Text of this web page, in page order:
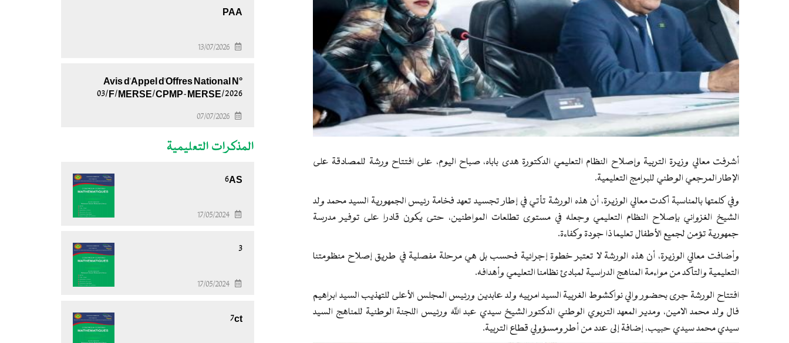
PAA
13/07/2026
Avis d'Appel d'Offres National N°
03/F/MERSE/CPMP-MERSE/2026
07/07/2026
المذكرات التعليمية
6AS
17/05/2024
3
17/05/2024
7ct
أشرفت معالي وزيرة التربية وإصلاح النظام التعليمي الدكتورة هدى باباه، صباح اليوم، على افتتاح ورشة للمصادقة على
الإطار المرجعي الوطني للبرامج التعليمية.
وفي كلمتها بالمناسبة أكدت معالي الوزيرة، أن هذه الورشة تأتي في إطار تجسيد تعهد فخامة رئيس الجمهورية السيد محمد ولد
الشيخ الغزواني بإصلاح النظام التعليمي وجعله في مستوى تطلعات المواطنين، حتى يكون قادرا على توفير مدرسة
جمهورية تؤمن لجميع الأطفال تعليما ذا جودة وكفاءة.
وأضافت معالي الوزيرة، أن هذه الورشة لا تعتبر خطوة إجرائية فحسب بل هي مرحلة مفصلية في طريق إصلاح منظومتنا
التعليمية والتأكد من مواءمة المناهج الدراسية لمبادئ نظامنا التعليمي وأهدافه.
افتتاح الورشة جرى بحضور والي نواكشوط الغربية السيد امربيه ولد عابدين ورئيس المجلس الأعلى للتهذيب السيد ابراهيم
فال ولد محمد الامين، ومدير المعهد التربوي الوطني الدكتور الشيخ سيدي عبد الله ورئيس اللجنة الوطنية للمناهج السيد
سيدي محمد سيدي حبيب، إضافة إلى عدد من أطر ومسؤولي قطاع التربية.